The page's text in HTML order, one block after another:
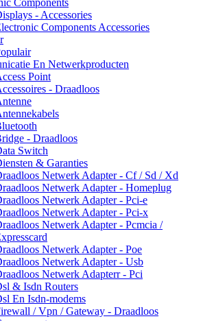
- Accessories
Components Accessories
En Netwerkproducten
Point
- Draadloos
- Draadloos
Switch
& Garanties
Netwerk Adapter - Cf / Sd / Xd
Netwerk Adapter - Homeplug
Netwerk Adapter - Pci-e
Netwerk Adapter - Pci-x
Netwerk Adapter - Pcmcia /
Netwerk Adapter - Poe
Netwerk Adapter - Usb
Netwerk Adapterr - Pci
& Isdn Routers
En Isdn-modems
/ Vpn / Gateway - Draadloos